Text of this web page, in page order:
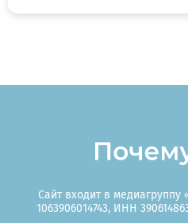
Сайт входит в
1063906014743, ИНН